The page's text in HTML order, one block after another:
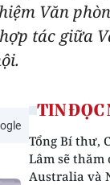
Văn
tác giữa
TIN ĐỌC
Tổng Bí thư,
Lâm sẽ
Australia và